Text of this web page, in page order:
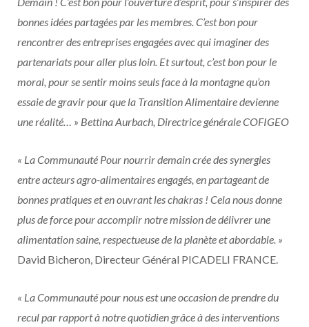
bonnes idées partagées par les membres. C’est bon pour
rencontrer des entreprises engagées avec qui imaginer des
partenariats pour aller plus loin. Et surtout, c’est bon pour le
moral, pour se sentir moins seuls face à la montagne qu’on
essaie de gravir pour que la Transition Alimentaire devienne
une réalité… » Bettina Aurbach, Directrice générale COFIGEO
« La Communauté Pour nourrir demain crée des synergies
entre acteurs agro-alimentaires engagés, en partageant de
bonnes pratiques et en ouvrant les chakras ! Cela nous donne
plus de force pour accomplir notre mission de délivrer une
alimentation saine, respectueuse de la planète et abordable. »
David Bicheron, Directeur Général PICADELI FRANCE.
« La Communauté pour nous est une occasion de prendre du
recul par rapport à notre quotidien grâce à des interventions